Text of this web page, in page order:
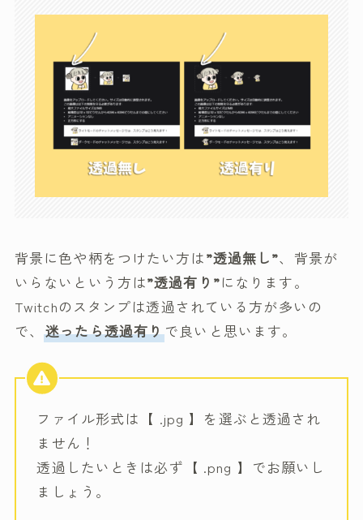
背景に色や柄をつけたい方は”透過無し”、背景が
いらないという方は”透過有り”になります。
Twitchのスタンプは透過されている方が多いの
で、迷ったら透過有りで良いと思います。
ファイル形式は【 .jpg 】を選ぶと透過され
ません！
透過したいときは必ず【 .png 】でお願いし
ましょう。